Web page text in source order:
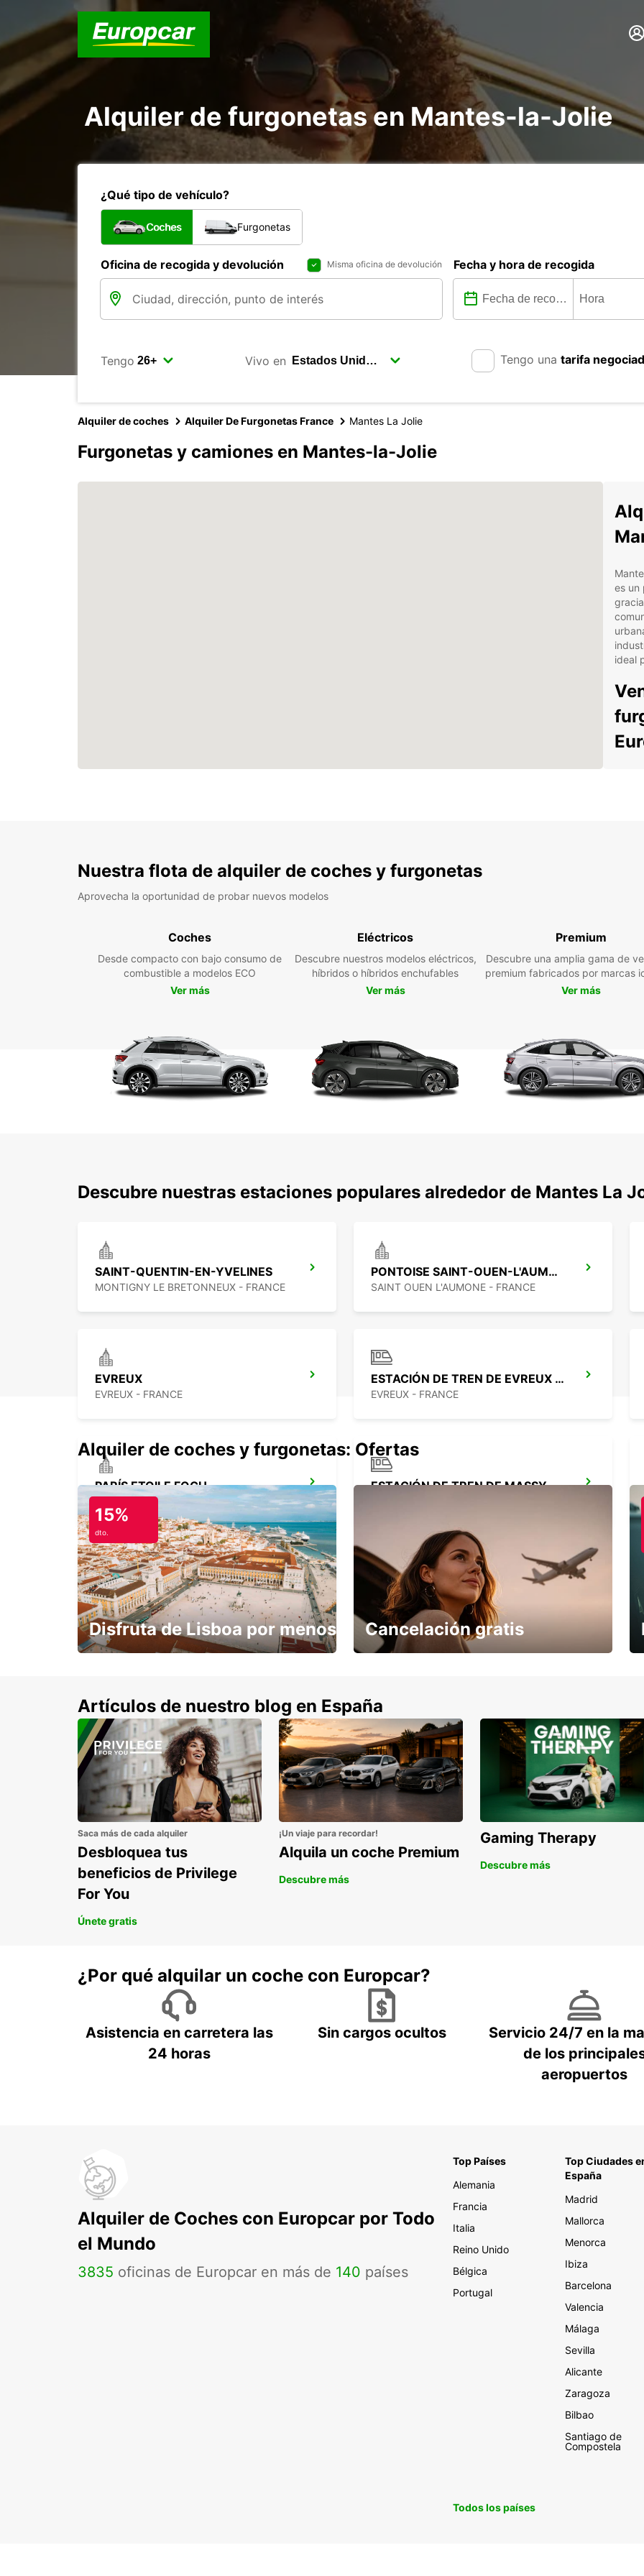
Alquiler de furgonetas en Mantes-la-Jolie
¿Qué tipo de vehículo?
Coches Furgonetas
Oficina de recogida y devolución Misma oficina de devolución Fecha y hora de recogida
Tengo Vivo en Tengo una tarifa
Alquiler de coches Alquiler De Furgonetas France Mantes La Jolie
Furgonetas y camiones en Mantes-la-Jolie
es un
ideal
Con
Nuestra flota de alquiler de coches y furgonetas
Aprovecha la oportunidad de probar nuevos modelos
Coches
Desde compacto con bajo consumo de
combustible a modelos ECO
Ver más
Eléctricos
Descubre nuestros modelos eléctricos,
híbridos o híbridos enchufables
Ver más
Premium
Descubre una amplia gama de
premium fabricados por marcas
Ver más
Descubre nuestras estaciones populares alrededor de Mantes La
SAINT-QUENTIN-EN-YVELINES
MONTIGNY LE BRETONNEUX - FRANCE
PONTOISE SAINT-OUEN-L'AUMONE
SAINT OUEN L'AUMONE - FRANCE
EVREUX
EVREUX - FRANCE
ESTACIÓN DE TREN DE EVREUX - PUNTO DE SERVICIO
EVREUX - FRANCE
PARÍS ETOILE FOCH
PARIS - FRANCE
ESTACIÓN DE TREN DE MASSY
ESTACIÓN DE TREN DE PARÍS MONTPARNASSE
PARIS - FRANCE
Alquiler de coches y furgonetas: Ofertas
15%
dto.
Disfruta de Lisboa por menos Cancelación gratis
Artículos de nuestro blog en España
Saca más de cada alquiler
Desbloquea tus
beneficios de Privilege
For You
Únete gratis
¡Un viaje para recordar!
Alquila un coche Premium
Descubre más
Gaming Therapy
Descubre más
¿Por qué alquilar un coche con Europcar?
Asistencia en carretera las
24 horas
Sin cargos ocultos
Servicio 24/7 en la
de los
aeropuertos
Alquiler de Coches con Europcar por Todo
el Mundo
3835 oficinas de Europcar en más de 140 países
Top Países
Alemania
Francia
Italia
Reino Unido
Bélgica
Portugal
Top Ciudades
España
Madrid
Mallorca
Menorca
Ibiza
Barcelona
Valencia
Málaga
Sevilla
Alicante
Zaragoza
Bilbao
Santiago de
Compostela
Todos los países